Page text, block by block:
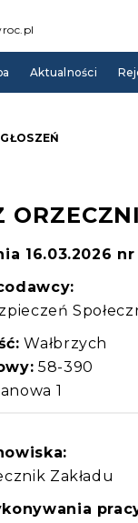
Aktualności
16.03.2026 nr
Wałbrzych
58-390
1
Zakładu